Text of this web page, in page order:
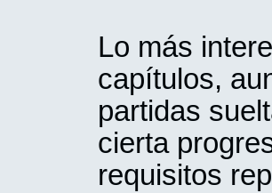
Lo más
capítulos,
partidas
cierta
requisitos